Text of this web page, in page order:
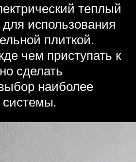
теплый
использования
плиткой.
чем приступать к
сделать
наиболее